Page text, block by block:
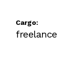
Cargo:
freelance